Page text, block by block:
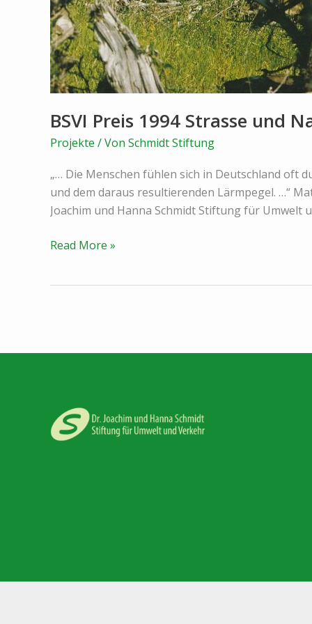
BSVI Preis 1994 Strasse und
Projekte / Von Schmidt Stiftung
„… Die Menschen fühlen sich in Deutschland oft
und dem daraus resultierenden Lärmpegel. …“
Joachim und Hanna Schmidt Stiftung für
BSVI
Read More »